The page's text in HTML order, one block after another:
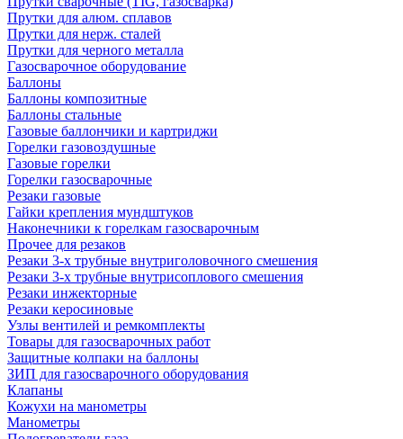
Прутки для алюм. сплавов
Прутки для нерж. сталей
Прутки для черного металла
Газосварочное оборудование
Баллоны
Баллоны композитные
Баллоны стальные
Газовые баллончики и картриджи
Горелки газовоздушные
Газовые горелки
Горелки газосварочные
Резаки газовые
Гайки крепления мундштуков
Наконечники к горелкам газосварочным
Прочее для резаков
Резаки 3-х трубные внутриголовочного смешения
Резаки 3-х трубные внутрисоплового смешения
Резаки инжекторные
Резаки керосиновые
Узлы вентилей и ремкомплекты
Товары для газосварочных работ
Защитные колпаки на баллоны
ЗИП для газосварочного оборудования
Клапаны
Кожухи на манометры
Манометры